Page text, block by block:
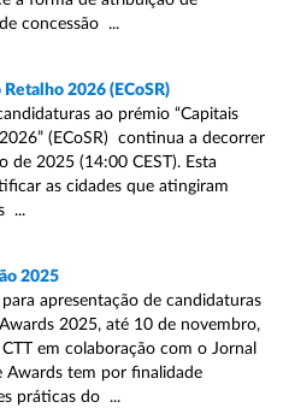
concessão ...
2026 (ECoSR)
ao prémio “Capitais
(ECoSR) continua a decorrer
2025 (14:00 CEST). Esta
as cidades que atingiram
...
2025
apresentação de candidaturas
2025, até 10 de novembro,
em colaboração com o Jornal
Awards tem por finalidade
práticas do ...